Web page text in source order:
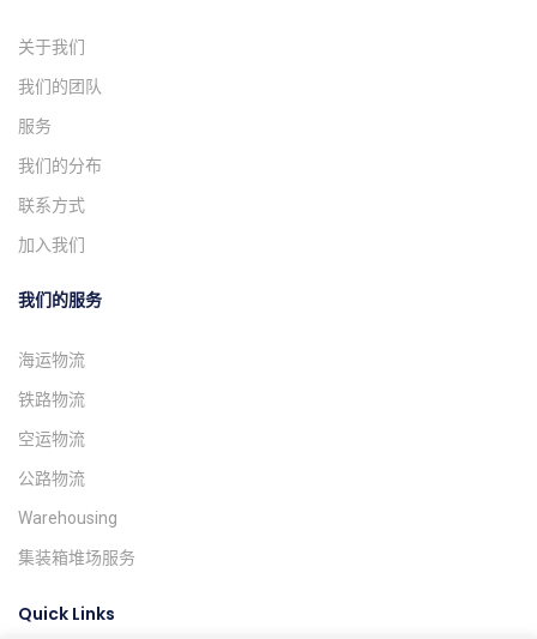
关于我们
我们的团队
服务
我们的分布
联系方式
加入我们
我们的服务
海运物流
铁路物流
空运物流
公路物流
Warehousing
集装箱堆场服务
Quick Links